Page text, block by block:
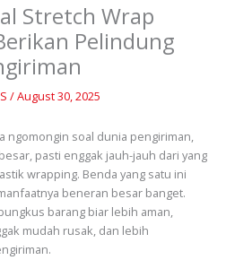
Stretch Wrap
Pelindung
/August 30, 2025
ngomongin soal dunia pengiriman,
pasti enggak jauh-jauh dari yang
wrapping. Benda yang satu ini
beneran besar banget.
barang biar lebih aman,
mudah rusak, dan lebih